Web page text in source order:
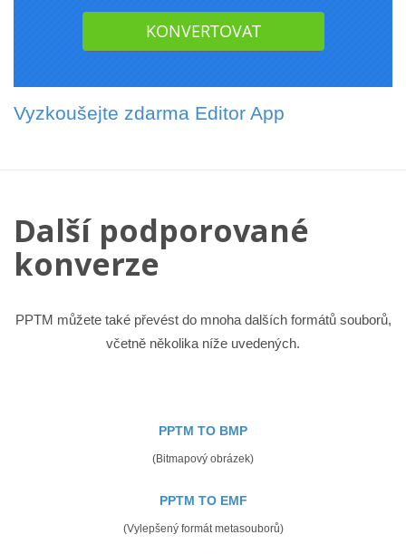
Vyzkoušejte zdarma Editor App
Další podporované
konverze
PPTM můžete také převést do mnoha dalších formátů souborů,
včetně několika níže uvedených.
PPTM TO BMP
(Bitmapový obrázek)
PPTM TO EMF
(Vylepšený formát metasouborů)